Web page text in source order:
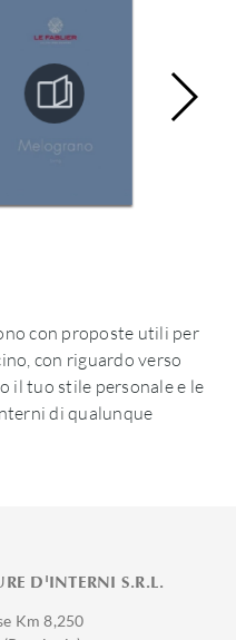
con proposte utili per
con riguardo verso
il tuo stile personale e le
di qualunque
D'INTERNI S.R.L.
Km 8,250